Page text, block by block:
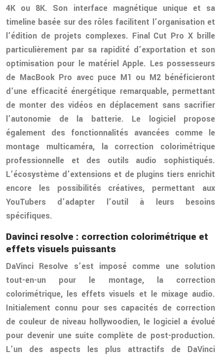
4K ou 8K. Son interface magnétique unique et sa
timeline basée sur des rôles facilitent l’organisation et
l’édition de projets complexes. Final Cut Pro X brille
particulièrement par sa rapidité d’exportation et son
optimisation pour le matériel Apple. Les possesseurs
de MacBook Pro avec puce M1 ou M2 bénéficieront
d’une efficacité énergétique remarquable, permettant
de monter des vidéos en déplacement sans sacrifier
l’autonomie de la batterie. Le logiciel propose
également des fonctionnalités avancées comme le
montage multicaméra, la correction colorimétrique
professionnelle et des outils audio sophistiqués.
L’écosystème d’extensions et de plugins tiers enrichit
encore les possibilités créatives, permettant aux
YouTubers d’adapter l’outil à leurs besoins
spécifiques.
Davinci resolve : correction colorimétrique et
effets visuels puissants
DaVinci Resolve s’est imposé comme une solution
tout-en-un pour le montage, la correction
colorimétrique, les effets visuels et le mixage audio.
Initialement connu pour ses capacités de correction
de couleur de niveau hollywoodien, le logiciel a évolué
pour devenir une suite complète de post-production.
L’un des aspects les plus attractifs de DaVinci